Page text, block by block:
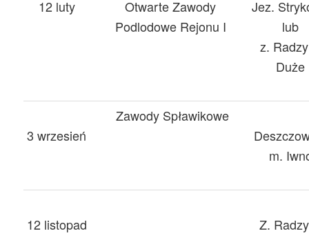
12 luty
Otwarte Zawody
Podlodowe Rejonu I
Jez.
lub
z.
Duże
3 wrzesień
Zawody Spławikowe
m.
12 listopad
Z.